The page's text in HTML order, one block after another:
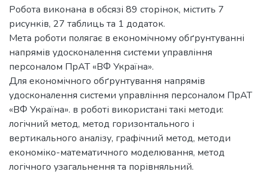
Робота виконана в обсязі 89 сторінок, містить 7
рисунків, 27 таблиць та 1 додаток.
Мета роботи полягає в економічному обґрунтуванні
напрямів удосконалення системи управління
персоналом ПрАТ «ВФ Україна».
Для економічного обґрунтування напрямів
удосконалення системи управління персоналом ПрАТ
«ВФ Україна». в роботі використані такі методи:
логічний метод, метод горизонтального і
вертикального аналізу, графічний метод, методи
економіко-математичного моделювання, метод
логічного узагальнення та порівняльний.